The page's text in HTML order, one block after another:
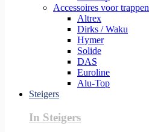
Accessoires voor trappen
Altrex
Dirks / Waku
Hymer
Solide
DAS
Euroline
Alu-Top
Steigers
In Steigers